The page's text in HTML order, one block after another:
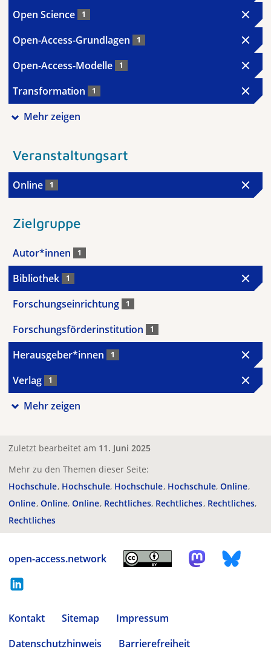
Open Science 1
Open-Access-Grundlagen 1
Open-Access-Modelle 1
Transformation 1
Mehr zeigen
Veranstaltungsart
Online 1
Zielgruppe
Autor*innen 1
Bibliothek 1
Forschungseinrichtung 1
Forschungsförderinstitution 1
Herausgeber*innen 1
Verlag 1
Mehr zeigen
Zuletzt bearbeitet am 11. Juni 2025
Mehr zu den Themen dieser Seite:
Hochschule Hochschule Hochschule Hochschule Online
Online Online Online Rechtliches Rechtliches Rechtliches
Rechtliches
open-access.network
Kontakt Sitemap
Impressum
Datenschutzhinweis
Barrierefreiheit